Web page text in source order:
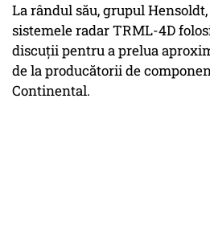
La rândul său, grupul
sistemele radar TRML-4D
discuţii pentru a prelua
de la producătorii de
Continental.